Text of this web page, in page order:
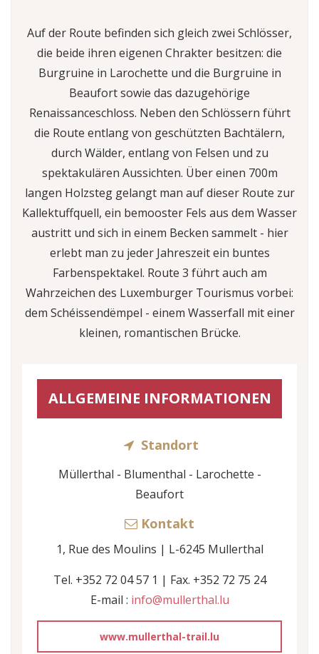
Auf der Route befinden sich gleich zwei Schlösser,
die beide ihren eigenen Chrakter besitzen: die
Burgruine in Larochette und die Burgruine in
Beaufort sowie das dazugehörige
Renaissanceschloss. Neben den Schlössern führt
die Route entlang von geschützten Bachtälern,
durch Wälder, entlang von Felsen und zu
spektakulären Aussichten. Über einen 700m
langen Holzsteg gelangt man auf dieser Route zur
Kallektuffquell, ein bemooster Fels aus dem Wasser
austritt und sich in einem Becken sammelt - hier
erlebt man zu jeder Jahreszeit ein buntes
Farbenspektakel. Route 3 führt auch am
Wahrzeichen des Luxemburger Tourismus vorbei:
dem Schéissendëmpel - einem Wasserfall mit einer
kleinen, romantischen Brücke.
ALLGEMEINE INFORMATIONEN
Standort
Müllerthal - Blumenthal - Larochette -
Beaufort
Kontakt
1, Rue des Moulins | L-6245 Mullerthal
Tel. +352 72 04 57 1 | Fax. +352 72 75 24
E-mail : info@mullerthal.lu
www.mullerthal-trail.lu